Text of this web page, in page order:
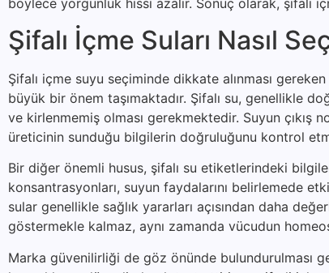
böylece yorgunluk hissi azalır. Sonuç olarak, şifalı
Şifalı İçme Suları Nasıl
Şifalı içme suyu seçiminde dikkate alınması
büyük bir önem taşımaktadır. Şifalı su, genellikle
ve kirlenmemiş olması gerekmektedir. Suyun çıkış
üreticinin sunduğu bilgilerin doğruluğunu kontrol
Bir diğer önemli husus, şifalı su etiketlerindeki
konsantrasyonları, suyun faydalarını belirlemede
sular genellikle sağlık yararları açısından daha
göstermekle kalmaz, aynı zamanda vücudun
Marka güvenilirliği de göz önünde bulundurulması